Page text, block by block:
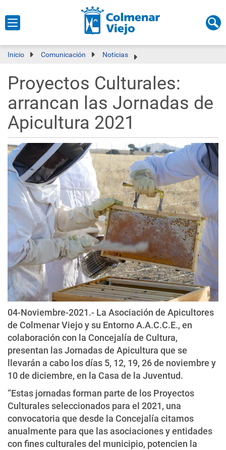
Inicio Comunicación Noticias
Proyectos Culturales:
arrancan las Jornadas de
Apicultura 2021
04-Noviembre-2021.- La Asociación de Apicultores
de Colmenar Viejo y su Entorno A.A.C.C.E., en
colaboración con la Concejalía de Cultura,
presentan las Jornadas de Apicultura que se
llevarán a cabo los días 5, 12, 19, 26 de noviembre y
10 de diciembre, en la Casa de la Juventud.
“Estas jornadas forman parte de los Proyectos
Culturales seleccionados para el 2021, una
convocatoria que desde la Concejalía citamos
anualmente para que las asociaciones y entidades
con fines culturales del municipio, potencien la